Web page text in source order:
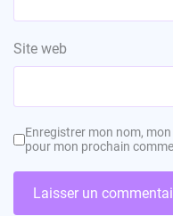
Site web
Enregistrer mon nom,
pour mon prochain